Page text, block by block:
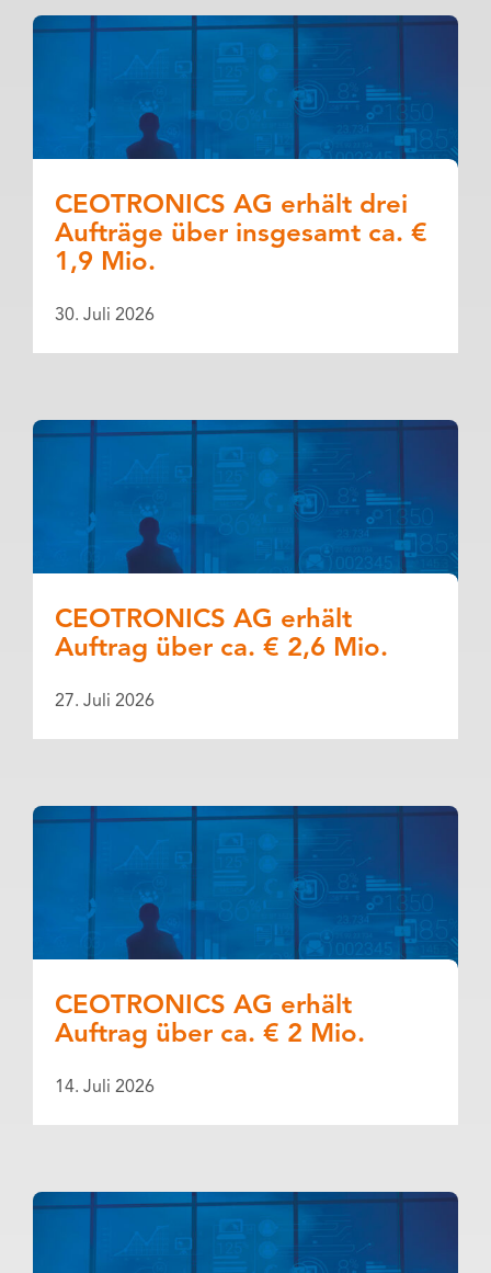
CEOTRONICS AG erhält drei
Aufträge über insgesamt ca. €
1,9 Mio.
30. Juli 2026
CEOTRONICS AG erhält
Auftrag über ca. € 2,6 Mio.
27. Juli 2026
CEOTRONICS AG erhält
Auftrag über ca. € 2 Mio.
14. Juli 2026